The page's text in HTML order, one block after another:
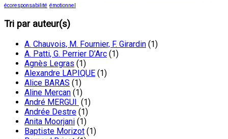
écoresponsabilité émotionnel
Tri par auteur(s)
A. Chauvois, M. Fournier, F. Girardin (1)
A. Patti, G. Perrier D’Arc (1)
Agnès Legras (1)
Alexandre LAPIQUE (1)
Alice BARAS (1)
Aline Mercan (1)
André MERGUI (1)
Andrée Destre (1)
Anita Moorjani (1)
Baptiste Morizot (1)